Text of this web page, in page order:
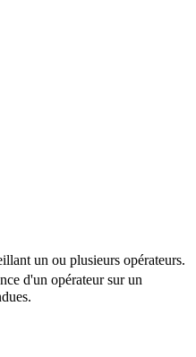
un ou plusieurs opérateurs.
d'un opérateur sur un